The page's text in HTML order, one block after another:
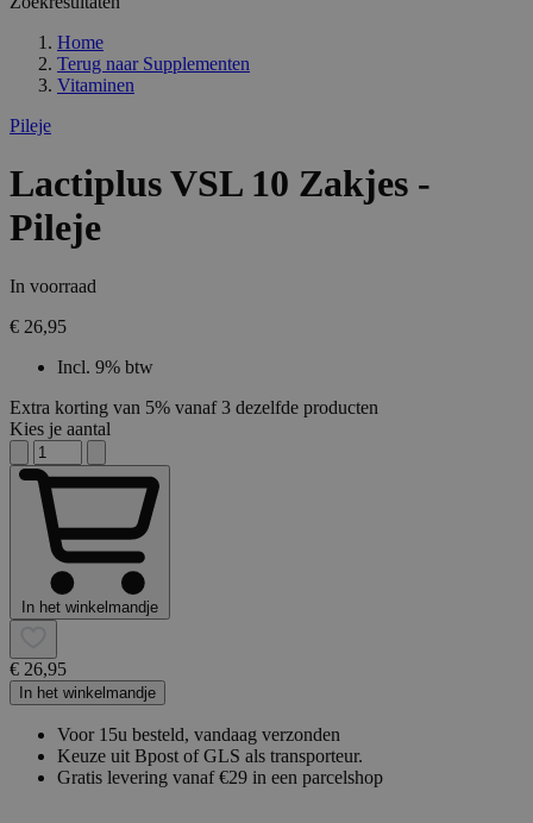
Home
Terug naar Supplementen
Vitaminen
Pileje
Lactiplus VSL 10 Zakjes -
Pileje
In voorraad
€ 26,95
Incl. 9% btw
Extra korting van 5% vanaf 3 dezelfde producten
Kies je aantal
In het winkelmandje
€ 26,95
In het winkelmandje
Voor 15u besteld, vandaag verzonden
Keuze uit Bpost of GLS als transporteur.
Gratis levering vanaf €29 in een parcelshop